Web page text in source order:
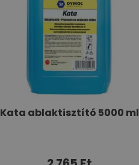
Kata ablaktisztító 5000 ml